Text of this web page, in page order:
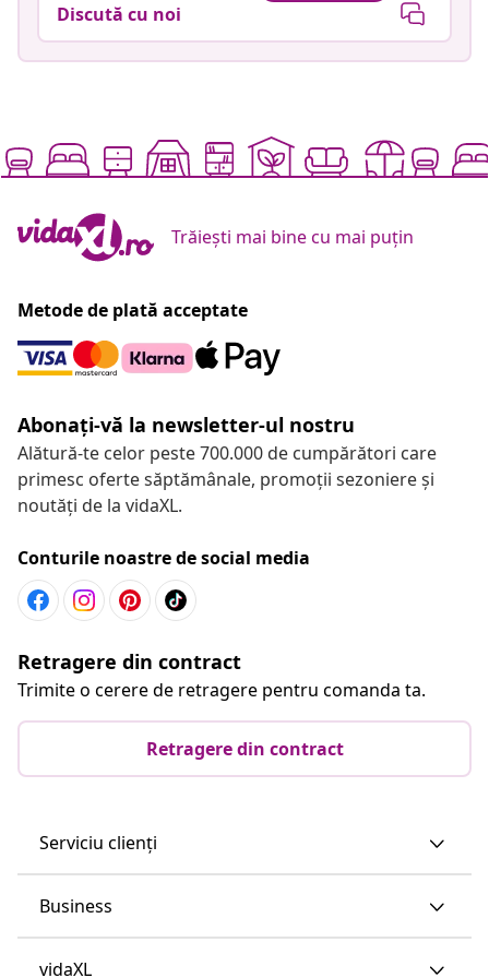
Discută cu noi
Trăiești mai bine cu mai puțin
Metode de plată acceptate
Abonați-vă la newsletter-ul nostru
Alătură-te celor peste 700.000 de cumpărători care
primesc oferte săptămânale, promoții sezoniere și
noutăți de la vidaXL.
Conturile noastre de social media
Retragere din contract
Trimite o cerere de retragere pentru comanda ta.
Retragere din contract
Serviciu clienți
Business
vidaXL